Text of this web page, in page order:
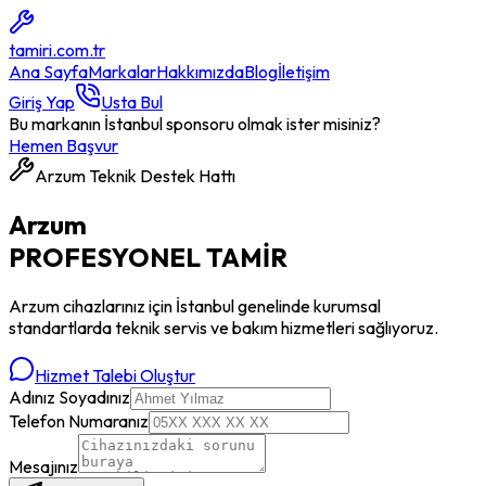
tamiri.com.tr
Ana SayfaMarkalarHakkımızdaBlogİletişim
Giriş Yap
Usta Bul
Bu markanın İstanbul sponsoru olmak ister misiniz?
Hemen Başvur
ArzumTeknik Destek Hattı
Arzum
PROFESYONELTAMİR
Arzumcihazlarınız için İstanbul genelinde kurumsal
standartlarda teknik servis ve bakım hizmetleri sağlıyoruz.
Hizmet Talebi Oluştur
Adınız Soyadınız
Telefon Numaranız
Mesajınız